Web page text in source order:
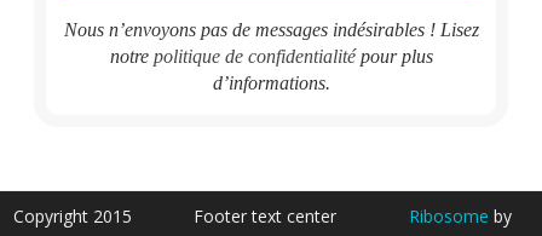
Nous n’envoyons pas de messages indésirables ! Lisez
notre politique de confidentialitépour plus
d’informations.
Copyright 2015 Footer text center Ribosome by